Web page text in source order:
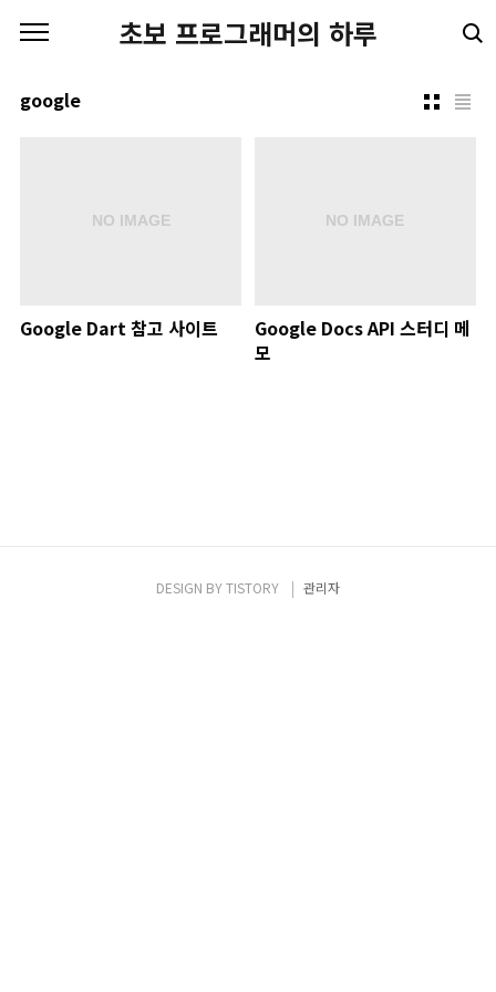
초보 프로그래머의 하루
google
Google Dart 참고 사이트
Google Docs API 스터디 메
모
DESIGN BYTISTORY 관리자